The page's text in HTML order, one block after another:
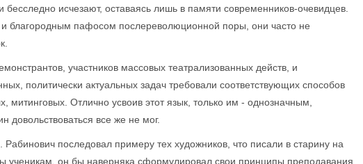
исчезают, оставаясь лишь в памяти современников-очевидцев.
благородным пафосом послереволюционной поры, они часто не
участников массовых театрализованных действ, и
политически актуальных задач требовали соответствующих способов
митинговых. Отлично усвоив этот язык, только им - однозначным,
довольствоваться все же не мог.
последовал примеру тех художников, что писали в старину на
ученикам, он бы наверняка сформулировал свои принципы преподавания